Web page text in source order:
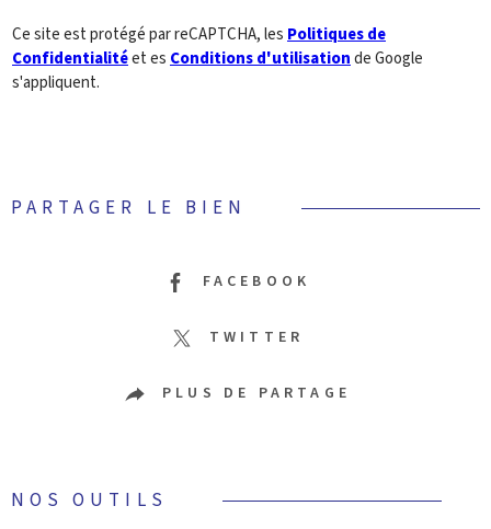
Ce site est protégé par reCAPTCHA, lesPolitiques de
Confidentialitéet esConditions d'utilisationde Google
s'appliquent.
PARTAGER LE BIEN
FACEBOOK
TWITTER
PLUS DE PARTAGE
NOS OUTILS